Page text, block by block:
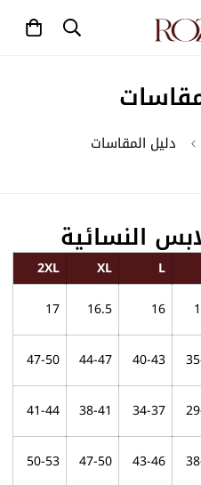
دليل المقاسات
النسائية
L
XL
2XL
16
16.5
17
40-43
44-47
47-50
34-37
38-41
41-44
43-46
47-50
50-53